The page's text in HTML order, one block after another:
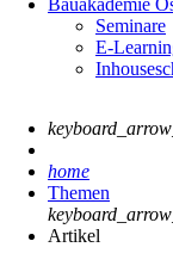
Bauakademie
Seminare
E-
home
Themen
Artikel